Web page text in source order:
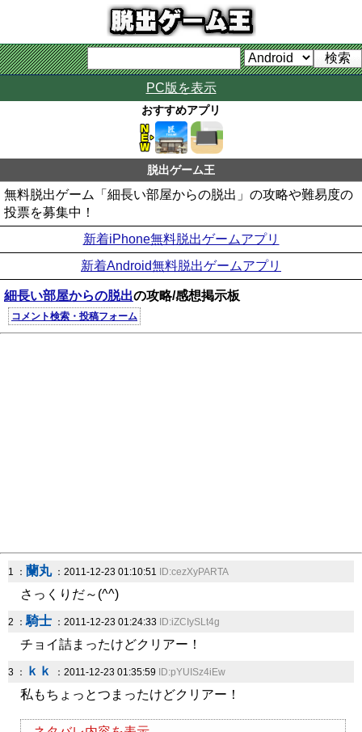
PC版を表示
おすすめアプリ
脱出ゲーム王
無料脱出ゲーム「細長い部屋からの脱出」の攻略や難易度の
投票を募集中！
新着iPhone無料脱出ゲームアプリ
新着Android無料脱出ゲームアプリ
細長い部屋からの脱出の攻略/感想掲示板
コメント検索・投稿フォーム
1 ： 蘭丸：2011-12-23 01:10:51 ID:cezXyPARTA
さっくりだ～(^^)
2 ：騎士 ：2011-12-23 01:24:33 ID:iZCIySLt4g
チョイ詰まったけどクリアー！
3 ： ｋｋ ：2011-12-23 01:35:59 ID:pYUISz4iEw
私もちょっとつまったけどクリアー！